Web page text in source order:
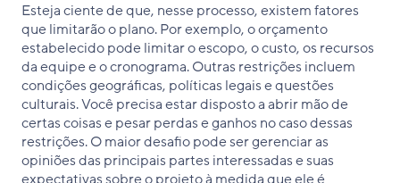
Esteja ciente de que, nesse processo, existem fatores
que limitarão o plano. Por exemplo, o orçamento
estabelecido pode limitar o escopo, o custo, os recursos
da equipe e o cronograma. Outras restrições incluem
condições geográficas, políticas legais e questões
culturais. Você precisa estar disposto a abrir mão de
certas coisas e pesar perdas e ganhos no caso dessas
restrições. O maior desafio pode ser gerenciar as
opiniões das principais partes interessadas e suas